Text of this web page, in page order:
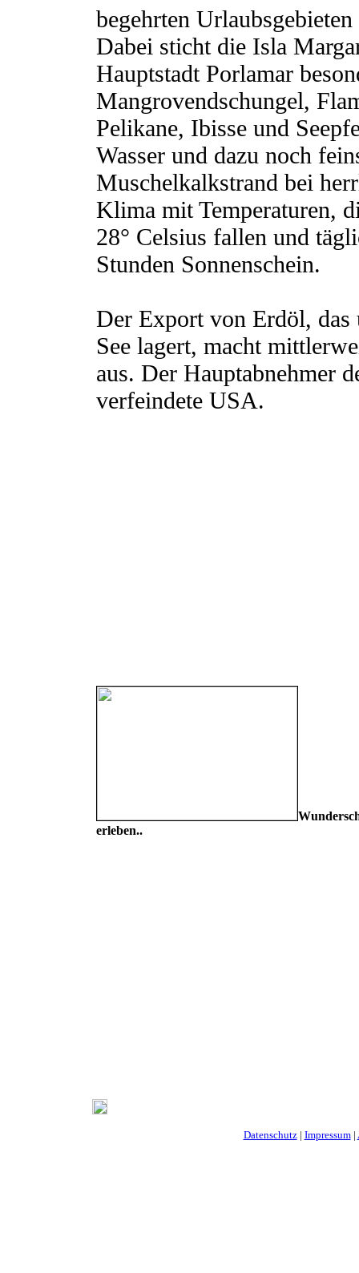
begehrten
Dabei sticht die Isla
Hauptstadt Porlamar
Mangrovendschungel,
Pelikane, Ibisse und
Wasser und dazu noch
Muschelkalkstrand bei
Klima mit Temperaturen,
28° Celsius fallen und
Stunden Sonnenschein.
Der Export von Erdöl, das
See lagert, macht
aus. Der Hauptabnehmer
verfeindete USA.
erleben..
Datenschutz| Impressum|